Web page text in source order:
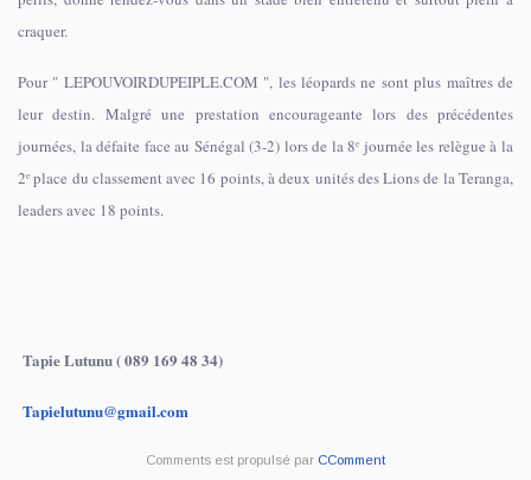
craquer.
Pour " LEPOUVOIRDUPEIPLE.COM ", les léopards ne sont plus maîtres de
leur destin. Malgré une prestation encourageante lors des précédentes
journées, la défaite face au Sénégal (3-2) lors de la 8ᵉ journée les relègue à la
2ᵉ place du classement avec 16 points, à deux unités des Lions de la Teranga,
leaders avec 18 points.
Tapie Lutunu ( 089 169 48 34)
Tapielutunu@gmail.com
Comments est propulsé par CComment